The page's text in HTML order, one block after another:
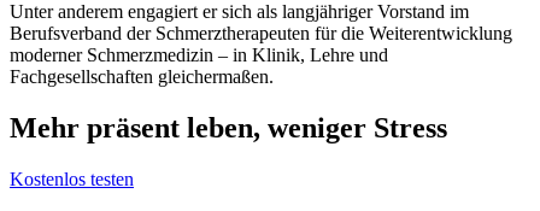
Unter anderem engagiert er sich als langjähriger Vorstand im
Berufsverband der Schmerztherapeuten für die Weiterentwicklung
moderner Schmerzmedizin – in Klinik, Lehre und
Fachgesellschaften gleichermaßen.
Mehr präsent leben, weniger Stress
Kostenlos testen